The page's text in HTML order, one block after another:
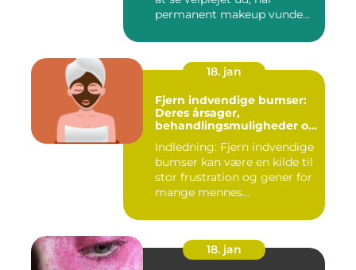
permanent makeup vunde...
18. jan
Fjern indvendige bumser:
Deres årsager,
behandlingsmuligheder og
Indledning: Fjern indvendige
bumser kan være en kilde til
stor frustration og gener for
mange mennes...
18. jan